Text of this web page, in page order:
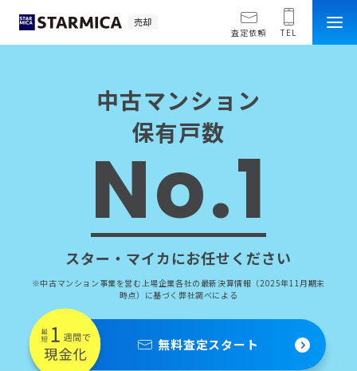
売却
査定依頼 TEL
中古マンション
保有戸数
No.1
スター・マイカにお任せください
※中古マンション事業を営む上場企業各社の最新決算情報（2025年11月期末
時点）に基づく弊社調べによる
無料査定スタート